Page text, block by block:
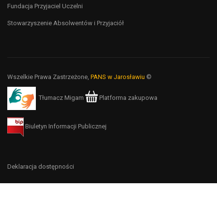
Fundacja Przyjaciel Uczelni
Stowarzyszenie Absolwentów i Przyjaciół
Wszelkie Prawa Zastrzeżone, PANS w Jarosławiu ©
Tłumacz Migam Platforma zakupowa
Biuletyn Informacji Publicznej
Deklaracja dostępności